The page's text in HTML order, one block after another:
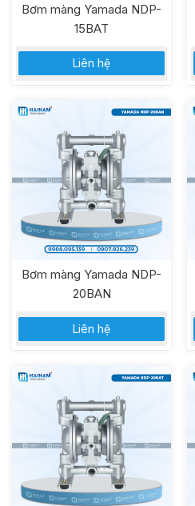
Bơm màng Yamada NDP-
15BAT
Liên hệ
Bơm màng Yamada NDP-
20BAN
Liên hệ